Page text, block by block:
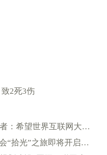
2死3伤
乌镇峰会十年｜津巴布韦记者：希望世界互联网大会成为连接发展中国家的桥梁
倒计时！“互联网之光”博览会“拾光”之旅即将开启……